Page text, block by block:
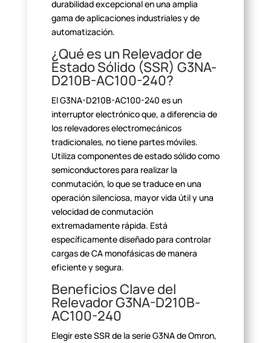
durabilidad excepcional en una amplia
gama de aplicaciones industriales y de
automatización.
¿Qué es un Relevador de
Estado Sólido (SSR) G3NA-
D210B-AC100-240?
El G3NA-D210B-AC100-240 es un
interruptor electrónico que, a diferencia de
los relevadores electromecánicos
tradicionales, no tiene partesmóviles.
Utiliza componentes de estado sólido como
semiconductores para realizar la
conmutación, lo que se traduce en una
operación silenciosa, mayorvida útil y una
velocidad de conmutación
extremadamente rápida. Está
específicamente diseñado para controlar
cargas de CA monofásicas de manera
eficiente y segura.
Beneficios Clave del
Relevador G3NA-D210B-
AC100-240
Elegir este SSR de la serie G3NA de Omron,